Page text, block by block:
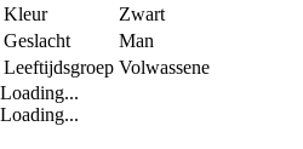
Kleur
Zwart
Geslacht
Man
Leeftijdsgroep Volwassene
Loading...
Loading...